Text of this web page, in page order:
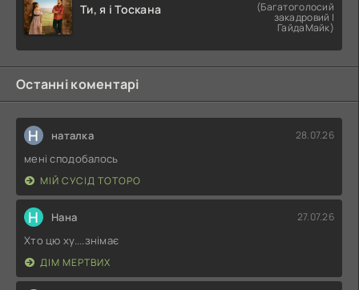
Ти, я і Тоскана
(Багатоголосий
закадровий |
ГайдаМайк)
Останні коментарі
Н наталка 28.07.26
мені сподобалось
МІЙ СУСІД ТОТОРО
Н Нана 27.07.26
Хто цю ху....знімає
ДІМ МЕРТВИХ